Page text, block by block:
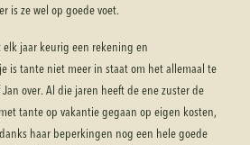
is ze wel op goede voet.
jaar keurig een rekening en
is tante niet meer in staat om het allemaal te
over. Al die jaren heeft de ene zuster de
tante op vakantie gegaan op eigen kosten,
haar beperkingen nog een hele goede